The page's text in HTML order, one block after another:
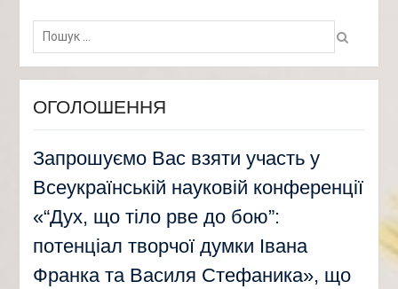
Пошук:
ОГОЛОШЕННЯ
Запрошуємо Вас взяти участь у
Всеукраїнській науковій конференції
«“Дух, що тіло рве до бою”:
потенціал творчої думки Івана
Франка та Василя Стефаника», що